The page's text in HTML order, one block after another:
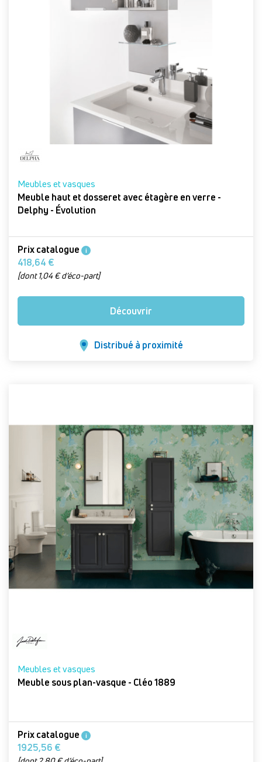
Meubles et vasques
Meuble haut et dosseret avec étagère en verre -
Delphy - Évolution
Prix catalogue i
418,64 €
[dont 1,04 € d’éco-part]
Découvrir
Distribué à proximité
Meubles et vasques
Meuble sous plan-vasque - Cléo 1889
Prix catalogue i
1925,56 €